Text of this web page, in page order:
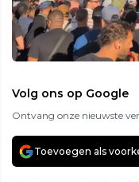
Volg ons op Google
Ontvang onze nieuwste
Toevoegen als